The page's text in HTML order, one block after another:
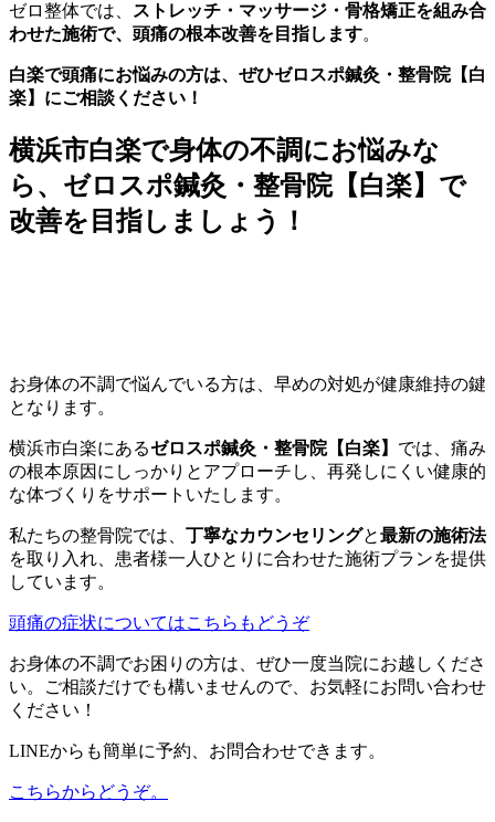
ゼロ整体では、 ストレッチ・マッサージ・骨格矯正を組み合
わせた施術で、頭痛の根本改善を目指します。
白楽で頭痛にお悩みの方は、ぜひゼロスポ鍼灸・整骨院【白
楽】にご相談ください！
横浜市白楽で身体の不調にお悩みな
ら、ゼロスポ鍼灸・整骨院【白楽】で
改善を目指しましょう！
お身体の不調で悩んでいる方は、早めの対処が健康維持の鍵
となります。
横浜市白楽にあるゼロスポ鍼灸・整骨院【白楽】 では、痛み
の根本原因にしっかりとアプローチし、再発しにくい健康的
な体づくりをサポートいたします。
私たちの整骨院では、 丁寧なカウンセリングと最新の施術法
を取り入れ、患者様一人ひとりに合わせた施術プランを提供
しています。
頭痛の症状についてはこちらもどうぞ
お身体の不調でお困りの方は、ぜひ一度当院にお越しくださ
い。ご相談だけでも構いませんので、お気軽にお問い合わせ
ください！
LINEからも簡単に予約、お問合わせできます。
こちらからどうぞ。